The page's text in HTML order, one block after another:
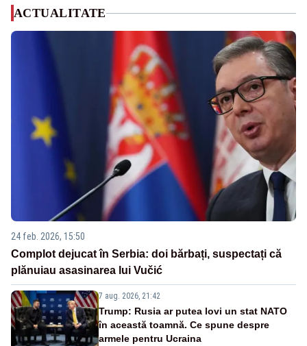
ACTUALITATE
24 feb. 2026, 15:50
Complot dejucat în Serbia: doi bărbați, suspectați că
plănuiau asasinarea lui Vučić
7 aug. 2026, 21:42
Trump: Rusia ar putea lovi un stat NATO
în această toamnă. Ce spune despre
armele pentru Ucraina